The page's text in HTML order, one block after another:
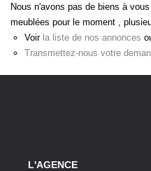
Budget max
Nous n'avons pas de biens à
meublées pour le moment ,
Voir la liste de nos annonces
Transmettez-nous votre
L'AGENCE